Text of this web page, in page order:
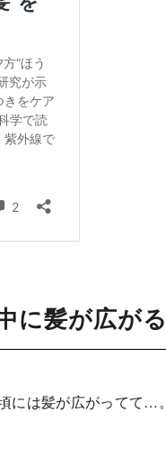
に髪が広が
には髪が広がってて…。